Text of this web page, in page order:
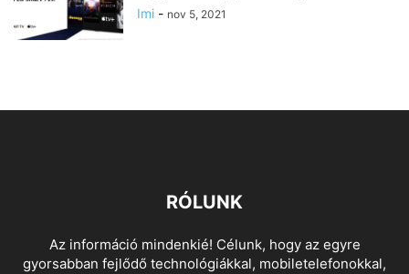
Imi - nov 5, 2021
RÓLUNK
Az információ mindenkié! Célunk, hogy az egyre
gyorsabban fejlődő technológiákkal, mobiletelefonokkal,